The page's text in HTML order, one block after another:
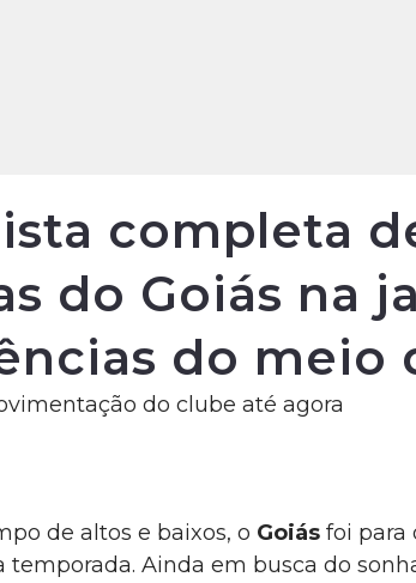
completa
do Goiás na
do meio
do clube até agora
de altos e baixos, o Goiás foi para
temporada. Ainda em busca do